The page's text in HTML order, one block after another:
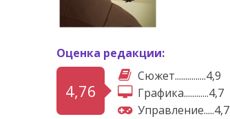
Оценка редакции:
4,76
Сюжет...............4,9
Графика............4,7
Управление.....4,7